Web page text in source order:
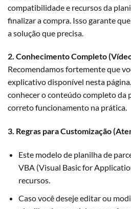
compatibilidade e recursos da
finalizar a compra. Isso garante
a solução que precisa.
2. Conhecimento Completo
Recomendamos fortemente que
explicativo disponível nesta
conhecer o conteúdo completo da
correto funcionamento na prática.
3. Regras para Customização
Este modelo de planilha de
VBA(Visual Basic for
recursos.
Caso você deseje editar ou